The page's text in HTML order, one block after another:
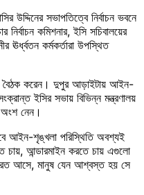
উদ্দিনের সভাপতিত্বে নির্বাচন ভবনে
নির্বাচন কমিশনার, ইসি সচিবালয়ের
ঊর্ধ্বতন কর্মকর্তারা উপস্থিত
বৈঠক করেন। দুপুর আড়াইটায় আইন-
ইসির সভায় বিভিন্ন মন্ত্রণালয়
অংশ নেন।
আইন-শৃঙ্খলা পরিস্থিতি অবশ্যই
চায়, আন্ডারমাইন করতে চায় এগুলো
আসে, মানুষ যেন আশ্বস্ত হয় সে